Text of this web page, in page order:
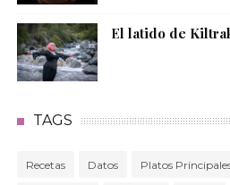
El latido de
TAGS
Recetas Datos Platos